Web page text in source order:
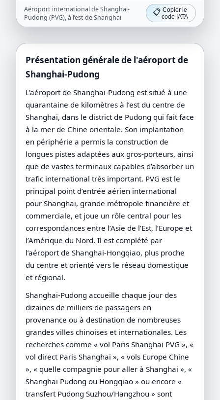
Aéroport international de Shanghai-
Pudong (PVG), à l’est de Shanghai
📋 Copier le
code IATA
Présentation générale de l'aéroport de
Shanghai-Pudong
L’aéroport de Shanghai-Pudong est situé à une
quarantaine de kilomètres à l’est du centre de
Shanghai, dans le district de Pudong qui fait face
à la mer de Chine orientale. Son implantation
en périphérie a permis la construction de
longues pistes adaptées aux gros-porteurs, ainsi
que de vastes terminaux capables d’absorber un
trafic international très important. PVG est le
principal point d’entrée aérien international
pour Shanghai, grande métropole financière et
commerciale, et joue un rôle central pour les
correspondances entre l’Asie de l’Est, l’Europe et
l’Amérique du Nord. Il est complété par
l’aéroport de Shanghai-Hongqiao, plus proche
du centre et orienté vers le réseau domestique
et régional.
Shanghai-Pudong accueille chaque jour des
dizaines de milliers de passagers en
provenance ou à destination de nombreuses
grandes villes chinoises et internationales. Les
recherches comme « vol Paris Shanghai PVG », «
vol direct Paris Shanghai », « vols Europe Chine
», « quelle compagnie pour aller à Shanghai », «
Shanghai Pudong ou Hongqiao » ou encore «
transfert Pudong Suzhou/Hangzhou » sont